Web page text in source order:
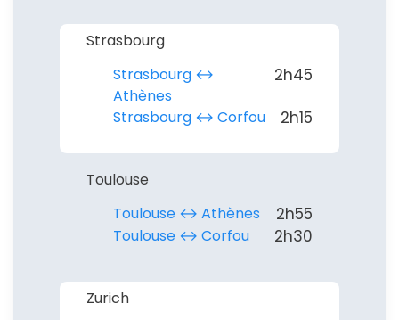
Strasbourg
Strasbourg ↔︎
Athènes
2h45
Strasbourg ↔︎ Corfou 2h15
Toulouse
Toulouse ↔︎ Athènes
2h55
Toulouse ↔︎ Corfou 2h30
Zurich